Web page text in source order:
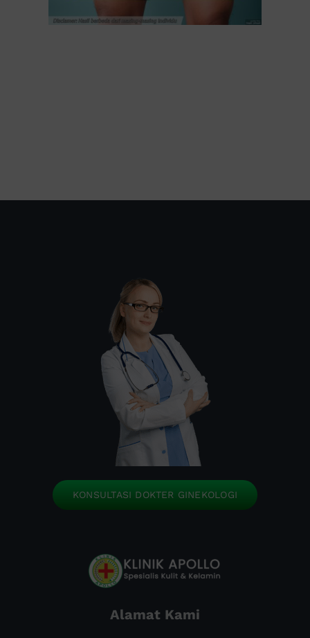
KONSULTASI DOKTER GINEKOLOGI
Alamat Kami